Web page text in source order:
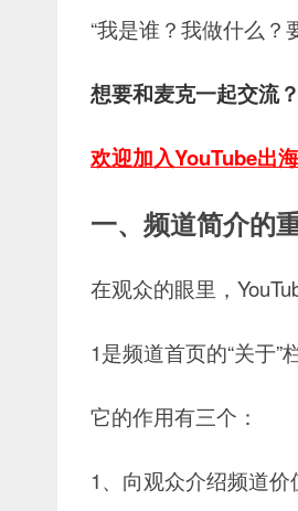
“我是谁？我做什么？
想要和麦克一起交流？
欢迎加入YouTube出
一、频道简介的
在观众的眼里，
1是频道首页的“关于”
它的作用有三个：
1、向观众介绍频道价